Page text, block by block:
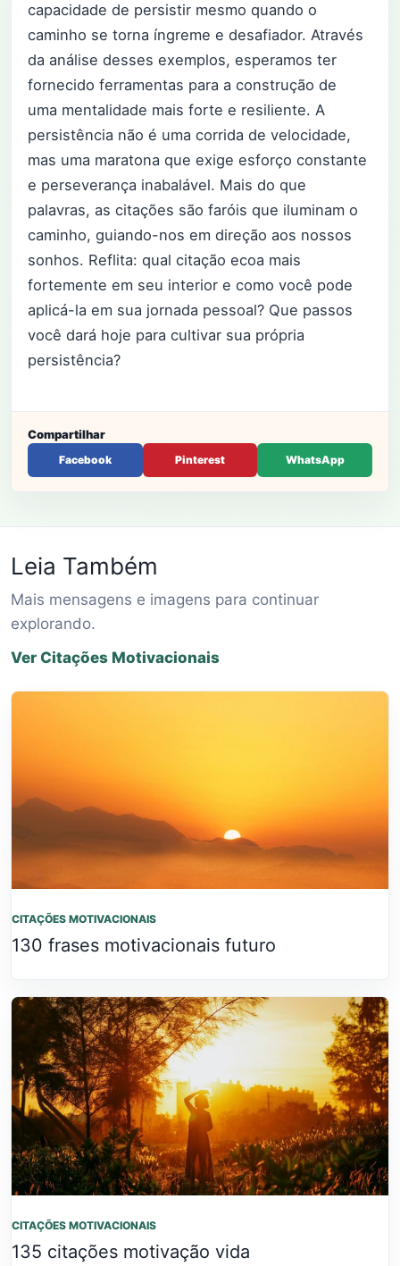
capacidade de persistir mesmo quando o
caminho se torna íngreme e desafiador. Através
da análise desses exemplos, esperamos ter
fornecido ferramentas para a construção de
uma mentalidade mais forte e resiliente. A
persistência não é uma corrida de velocidade,
mas uma maratona que exige esforço constante
e perseverança inabalável. Mais do que
palavras, as citações são faróis que iluminam o
caminho, guiando-nos em direção aos nossos
sonhos. Reflita: qual citação ecoa mais
fortemente em seu interior e como você pode
aplicá-la em sua jornada pessoal? Que passos
você dará hoje para cultivar sua própria
persistência?
Compartilhar
Facebook Pinterest WhatsApp
Leia Também
Mais mensagens e imagens para continuar
explorando.
Ver Citações Motivacionais
CITAÇÕES MOTIVACIONAIS
130 frases motivacionais futuro
CITAÇÕES MOTIVACIONAIS
135 citações motivação vida